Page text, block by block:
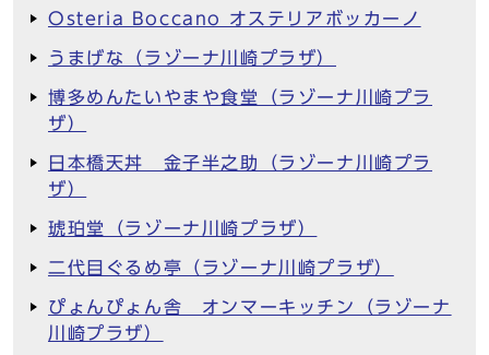
Osteria Boccano オステリアボッカーノ
うまげな（ラゾーナ川崎プラザ）
博多めんたいやまや食堂（ラゾーナ川崎プラ
ザ）
日本橋天丼 金子半之助（ラゾーナ川崎プラ
ザ）
琥珀堂（ラゾーナ川崎プラザ）
二代目ぐるめ亭（ラゾーナ川崎プラザ）
ぴょんぴょん舎 オンマーキッチン（ラゾーナ
川崎プラザ）